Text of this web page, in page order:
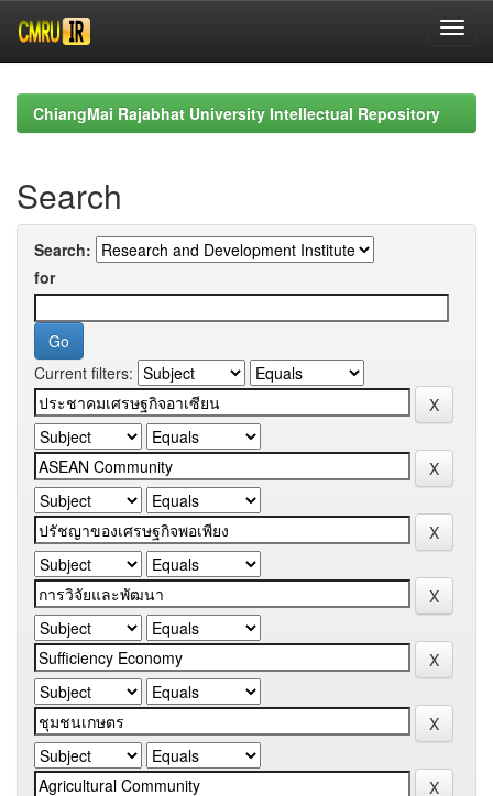
navigationChiangMai Rajabhat University Intellectual Repository
Search
Search:
for
Current filters: